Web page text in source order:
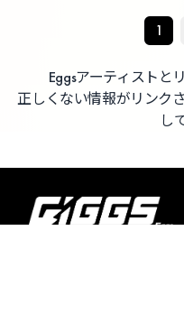
1
Eggsアーティストと
正しくない情報がリンク
し